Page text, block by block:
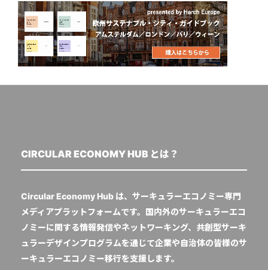
CIRCULAR ECONOMY HUB とは？
Circular Economy Hub は、サーキュラーエコノミー専門
メディアプラットフォームです。国内外のサーキュラーエコ
ノミーに関する情報発信やネットワーキング、共創型サーキ
ュラーデザインプログラムを通じて企業や自治体の皆様のサ
ーキュラーエコノミー移行を支援します。